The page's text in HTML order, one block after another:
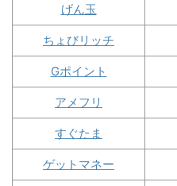
げん玉
ちょびリッチ
Gポイント
アメフリ
すぐたま
ゲットマネー